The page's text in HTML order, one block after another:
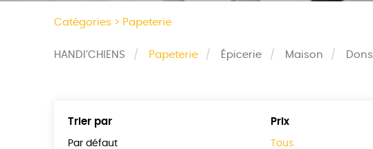
Catégories > Papeterie
HANDI’CHIENS Papeterie Épicerie Maison Dons
Trier par
Par défaut
Prix
Tous